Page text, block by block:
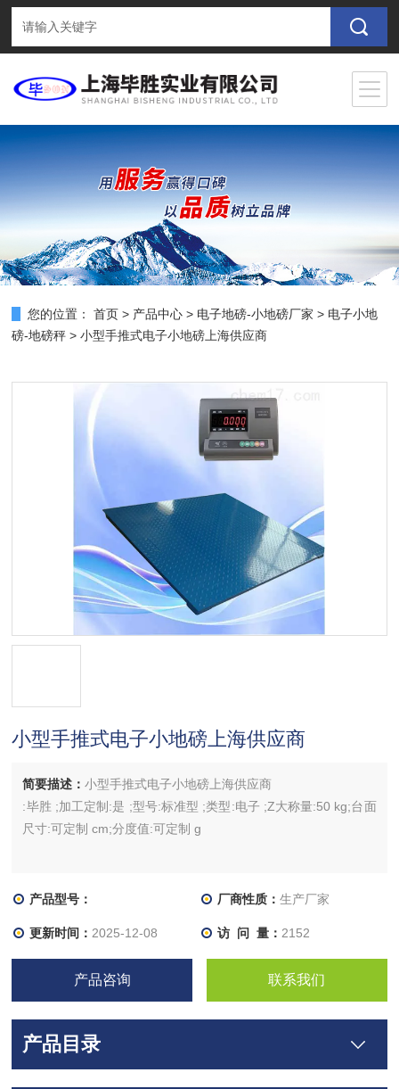
您的位置： 首页 > 产品中心 > 电子地磅-小地磅厂家 > 电子小地
磅-地磅秤 > 小型手推式电子小地磅上海供应商
小型手推式电子小地磅上海供应商
简要描述：小型手推式电子小地磅上海供应商
:毕胜 ;加工定制:是 ;型号:标准型 ;类型:电子 ;Z大称量:50 kg;台面
尺寸:可定制 cm;分度值:可定制 g
产品型号： 厂商性质： 生产厂家
更新时间： 2025-12-08 访 问 量： 2152
产品咨询 联系我们
产品目录